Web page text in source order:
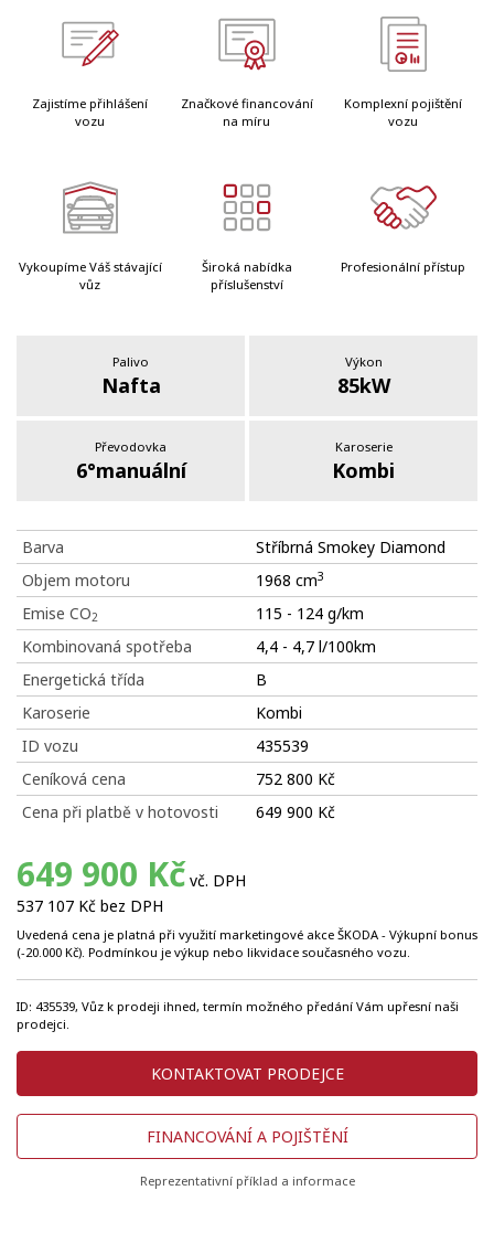
Zajistíme přihlášení
vozu
Značkové financování
na míru
Komplexní pojištění
vozu
Vykoupíme Váš stávající
vůz
Široká nabídka
příslušenství
Profesionální přístup
Palivo
Nafta
Výkon
85kW
Převodovka
6°manuální
Karoserie
Kombi
Barva
Stříbrná Smokey Diamond
Objem motoru
1968 cm3
Emise CO2
115 - 124 g/km
Kombinovaná spotřeba
4,4 - 4,7 l/100km
Energetická třída
B
Karoserie
Kombi
ID vozu
435539
Ceníková cena
752 800 Kč
Cena při platbě v hotovosti
649 900 Kč
649 900 Kč vč. DPH
537 107 Kč bez DPH
Uvedená cena je platná při využití marketingové akce ŠKODA - Výkupní bonus
(-20.000 Kč). Podmínkou je výkup nebo likvidace současného vozu.
ID: 435539, Vůz k prodeji ihned, termín možného předání Vám upřesní naši
prodejci.
KONTAKTOVAT PRODEJCE
FINANCOVÁNÍ A POJIŠTĚNÍ
Reprezentativní příklad a informace